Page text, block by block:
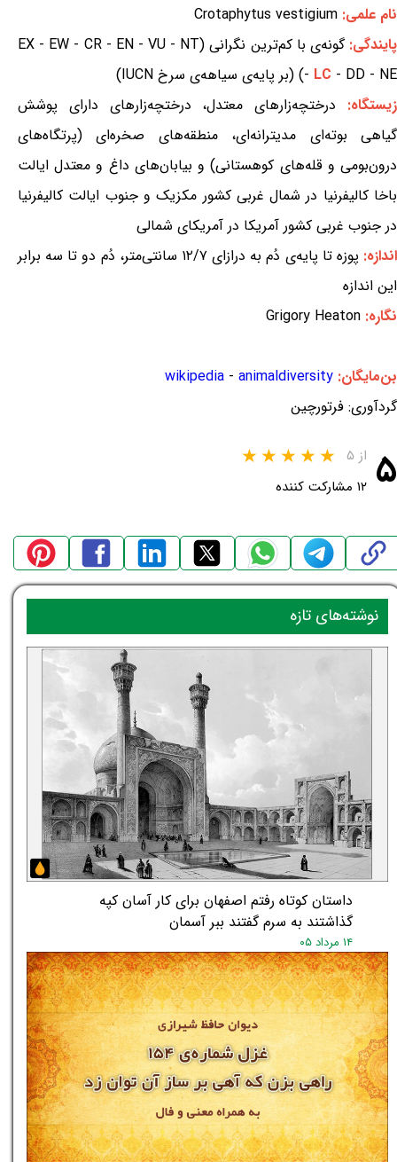
نام علمی: Crotaphytus vestigium
پایندگی:
گونه‌ی با کم‌ترین نگرانی (EX - EW - CR - EN - VU - NT
- LC - DD - NE) (بر پایه‌ی سیاهه‌ی سرخ IUCN)
زیستگاه: درختچه‌زارهای معتدل، درختچه‌زارهای دارای پوشش
گیاهی بوته‌ای مدیترانه‌ای، منطقه‌های صخره‌ای (پرتگاه‌های
درون‌بومی و قله‌های کوهستانی) و بیابان‌های داغ و معتدل ایالت
باخا کالیفرنیا در شمال غربی کشور مکزیک و جنوب ایالت کالیفرنیا
در جنوب غربی کشور آمریکا در آمریکای شمالی
اندازه:
پوزه تا پایه‌ی دُم به درازای ۱۲/۷ سانتی‌متر، دُم دو تا سه برابر
این اندازه
نگاره: Grigory Heaton
بن‌مایگان: wikipedia - animaldiversity
گردآوری: فرتورچین
۵ از ۵
۱۲ مشارکت کننده
داستان کوتاه رفتم اصفهان برای کار آسان کپه
گذاشتند به سرم گفتند ببر آسمان
۱۴ مرداد ۰۵
نوشته‌های تازه